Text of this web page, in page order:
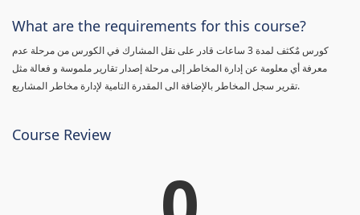
What are the requirements for this course?
كورس مٌكثف لمدة 3 ساعات قادر على نقل المشارك في الكورس من مرحلة عدم
معرفة أي معلومة عن إدارة المخاطر إلى مرحلة إصدار تقارير ملموسة و فعالة مثل
تقرير سجل المخاطر بالإضافة الى المقدرة التامية لإدارة مخاطر المشاريع.
Course Review